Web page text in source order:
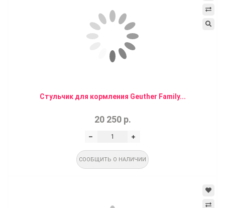
Стульчик для кормления Geuther Family...
20 250 р.
СООБЩИТЬ О НАЛИЧИИ